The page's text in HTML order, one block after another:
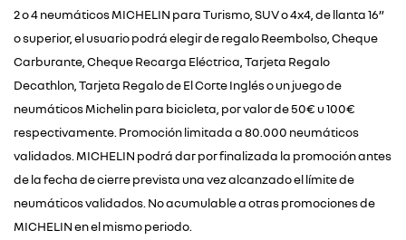
2 o 4 neumáticos MICHELIN para Turismo, SUV o 4x4, de llanta 16”
o superior, el usuario podrá elegir de regalo Reembolso, Cheque
Carburante, Cheque Recarga Eléctrica, Tarjeta Regalo
Decathlon, Tarjeta Regalo de El Corte Inglés o un juego de
neumáticos Michelin para bicicleta, por valor de 50€ u 100€
respectivamente. Promoción limitada a 80.000 neumáticos
validados. MICHELIN podrá dar por finalizada la promoción antes
de la fecha de cierre prevista una vez alcanzado el límite de
neumáticos validados. No acumulable a otras promociones de
MICHELIN en el mismo periodo.